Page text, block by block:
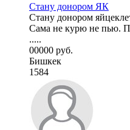
Стану донором ЯК
Стану донором
Сама не курю не пью.
.....
00000 руб.
Бишкек
1584